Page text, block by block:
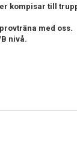
kompisar till
med oss.
nivå.